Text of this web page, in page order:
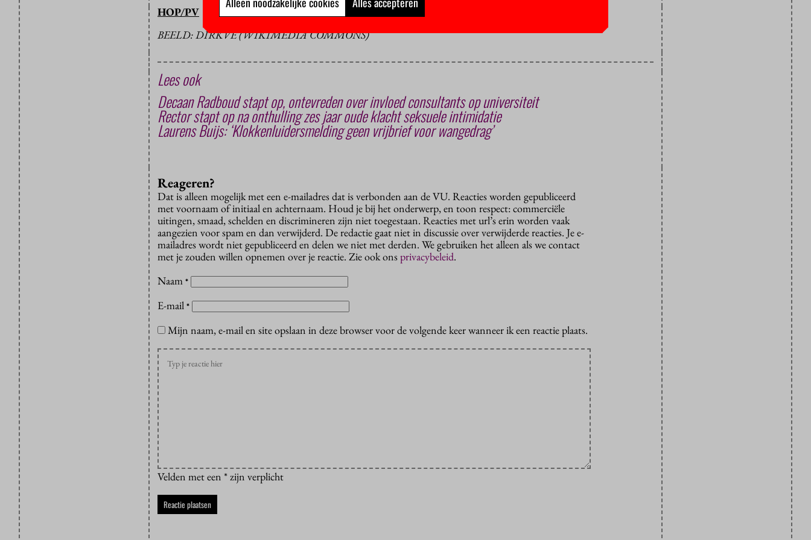
HOP/PV
BEELD: DIRKVE (WIKIMEDIA COMMONS)
Lees ook
Decaan Radboud stapt op, ontevreden over invloed consultants op universiteit
Rector stapt op na onthulling zes jaar oude klacht seksuele intimidatie
Laurens Buijs: ‘Klokkenluidersmelding geen vrijbrief voor wangedrag’
Reageren?
Dat is alleen mogelijk met een e-mailadres dat is verbonden aan de VU. Reacties worden gepubliceerd
met voornaam of initiaal en achternaam. Houd je bij het onderwerp, en toon respect: commerciële
uitingen, smaad, schelden en discrimineren zijn niet toegestaan. Reacties met url’s erin worden vaak
aangezien voor spam en dan verwijderd. De redactie gaat niet in discussie over verwijderde reacties. Je e-
mailadres wordt niet gepubliceerd en delen we niet met derden. We gebruiken het alleen als we contact
met je zouden willen opnemen over je reactie. Zie ook onsprivacybeleid.
Naam *
E-mail *
Mijn naam, e-mail en site opslaan in deze browser voor de volgende keer wanneer ik een reactie plaats.
Velden met een * zijn verplicht